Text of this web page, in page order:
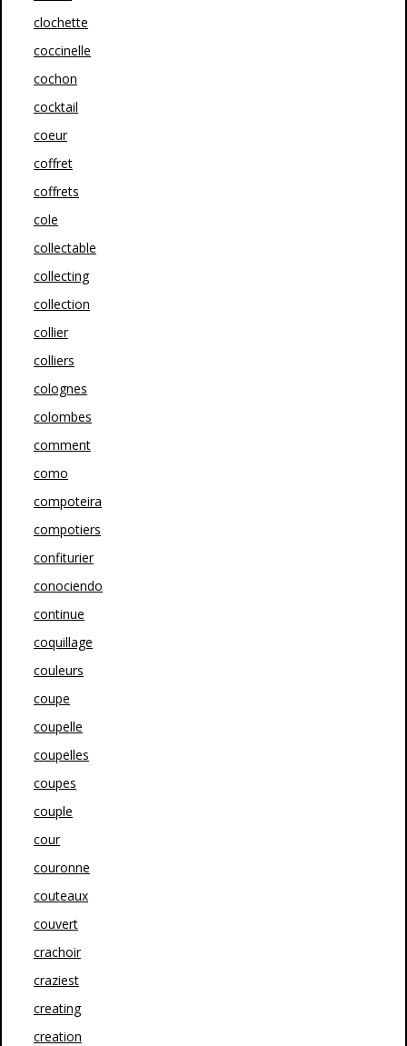
clochette
coccinelle
cochon
cocktail
coeur
coffret
coffrets
cole
collectable
collecting
collection
collier
colliers
colognes
colombes
comment
como
compoteira
compotiers
confiturier
conociendo
continue
coquillage
couleurs
coupe
coupelle
coupelles
coupes
couple
cour
couronne
couteaux
couvert
crachoir
craziest
creating
creation